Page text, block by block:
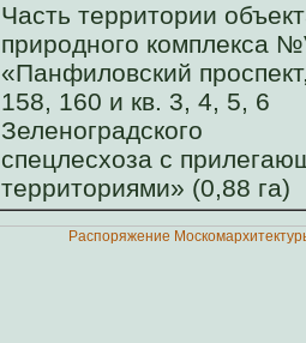
Часть территории
природного комплекса
«Панфиловский
158, 160 и кв. 3, 4, 5, 6
Зеленоградского
спецлесхоза с
территориями» (0,88 га)